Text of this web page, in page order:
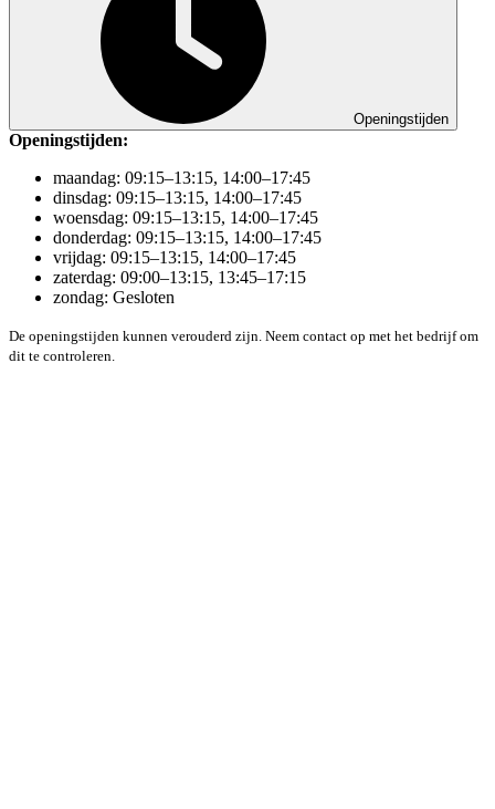
Openingstijden
Openingstijden:
maandag: 09:15–13:15, 14:00–17:45
dinsdag: 09:15–13:15, 14:00–17:45
woensdag: 09:15–13:15, 14:00–17:45
donderdag: 09:15–13:15, 14:00–17:45
vrijdag: 09:15–13:15, 14:00–17:45
zaterdag: 09:00–13:15, 13:45–17:15
zondag: Gesloten
De openingstijden kunnen verouderd zijn. Neem contact op met het bedrijf om
dit te controleren.